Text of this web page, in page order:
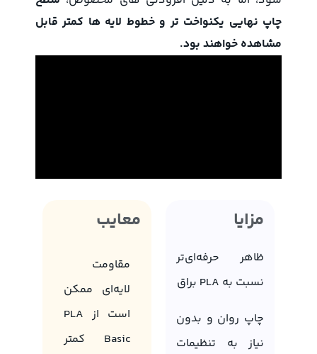
چاپ نهایی یکنواخت‌ تر و خطوط لایه‌ ها کمتر قابل‌
مشاهده خواهند بود.
مزایا
ظاهر حرفه‌ای‌تر
نسبت به PLA براق
چاپ روان و بدون
نیاز به تنظیمات
معایب
مقاومت
لایه‌ای ممکن
است از PLA
Basic کمتر